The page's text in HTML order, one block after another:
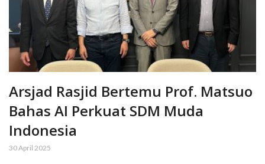
Arsjad Rasjid Bertemu Prof. Matsuo
Bahas AI Perkuat SDM Muda
Indonesia
30 April 2025